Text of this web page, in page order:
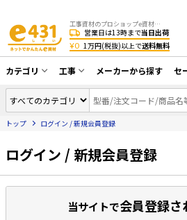
工事資材のプロショップe資材 CATV・アンテナ・防犯・光・LAN・電気・空調工事など
営業日は13時まで当日出荷
¥0 1万円(税抜)以上で送料無料
カテゴリ
同軸ケーブル／テレビ用接栓／関連工具
アンテナ・取付金具・ブースター／CATV
配線補助具（モール・結束バンド・テー
プ類 他）
HDMIケーブル・周辺機器／RCAケーブル
工事
CATV・アンテナ工事
光工事・FTTH工事
エアコン・換気扇工事
防犯カメラ工事
LAN配線工事
メーカーから探す セ
在
トップ ログイン / 新規会員登録
ログイン / 新規会員登録
当サイトで会員登録さ